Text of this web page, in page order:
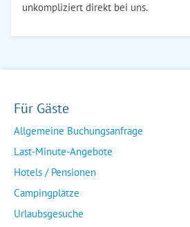
unkompliziert direkt bei uns.
Für Gäste
Allgemeine Buchungsanfrage
Last-Minute-Angebote
Hotels / Pensionen
Campingplätze
Urlaubsgesuche